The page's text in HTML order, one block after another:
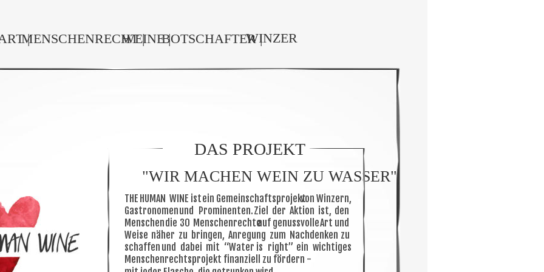
THE HUMAN WINE istein Gemeinschaftsprojektvon Winzern,
Gastronomenund Prominenten.Ziel der Aktion ist, den
Menschendie 30 Menschenrechteauf genussvolleArt und
Weise näher zu bringen, Anregung zum Nachdenken zu
schaffen und dabei mit “Water is right” ein wichtiges
Menschenrechtsprojekt finanziell zu fördern -
"WIR MACHEN WEIN ZU WASSER"
DAS PROJEKT
MENSCHENRECHT |WEINE |BOTSCHAFTER |WINZER
|